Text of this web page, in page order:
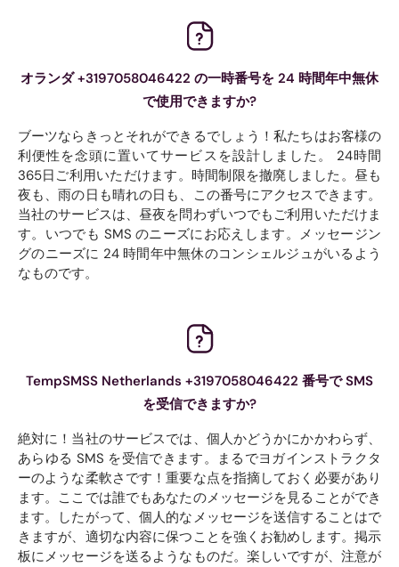
オランダ +3197058046422 の一時番号を 24 時間年中無休
で使用できますか?
ブーツならきっとそれができるでしょう！私たちはお客様の
利便性を念頭に置いてサービスを設計しました。 24時間
365日ご利用いただけます。時間制限を撤廃しました。昼も
夜も、雨の日も晴れの日も、この番号にアクセスできます。
当社のサービスは、昼夜を問わずいつでもご利用いただけま
す。いつでも SMS のニーズにお応えします。メッセージン
グのニーズに 24 時間年中無休のコンシェルジュがいるよう
なものです。
TempSMSS Netherlands +3197058046422 番号で SMS
を受信できますか?
絶対に！当社のサービスでは、個人かどうかにかかわらず、
あらゆる SMS を受信できます。まるでヨガインストラクタ
ーのような柔軟さです！重要な点を指摘しておく必要があり
ます。ここでは誰でもあなたのメッセージを見ることができ
ます。したがって、個人的なメッセージを送信することはで
きますが、適切な内容に保つことを強くお勧めします。掲示
板にメッセージを送るようなものだ。楽しいですが、注意が